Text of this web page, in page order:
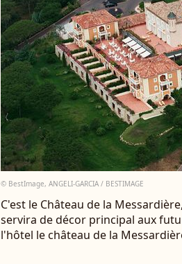
© BestImage, ANGELI-GARCIA / BESTIMAGE
C'est le Château de la
servira de décor principal aux
l'hôtel le château de la